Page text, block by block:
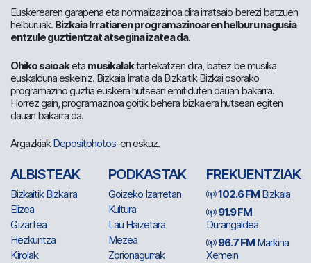
Euskerearen garapena eta normalizazinoa dira irratsaio berezi batzuen
helburuak. Bizkaia Irratiaren programazinoaren helburu nagusia
entzule guztientzat atsegina izatea da.
Ohiko saioaketa musikalaktartekatzen dira, batez be musika
euskalduna eskeiniz. Bizkaia Irratia da Bizkaitik Bizkai osorako
programazino guztia euskera hutsean emitiduten dauan bakarra.
Horrez gain, programazinoa goitik behera bizkaiera hutsean egiten
dauan bakarra da.
ArgazkiakDepositphotos-en eskuz.
ALBISTEAK
Bizkaitik Bizkaira
Elizea
Gizartea
Hezkuntza
Kirolak
PODKASTAK
Goizeko Izarretan
Kultura
Lau Haizetara
Mezea
Zorionagurrak
FREKUENTZIAK
102.6 FM Bizkaia
91.9 FM
Durangaldea
96.7 FM Markina
Xemein